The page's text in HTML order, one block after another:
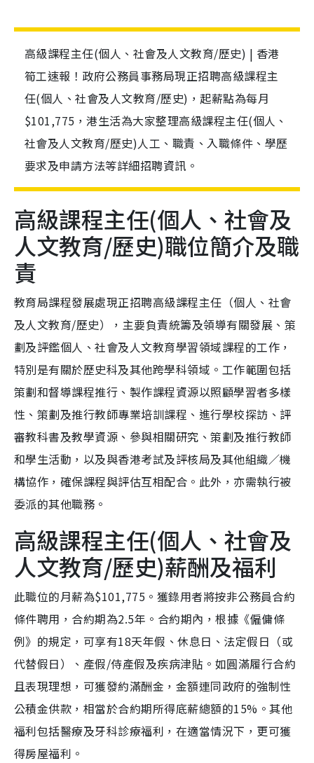
高級課程主任(個人、社會及人文教育/歷史) | 香港
筍工速報！政府公務員事務局現正招聘高級課程主
任(個人、社會及人文教育/歷史)，起薪點為每月
$101,775，港生活為大家整理高級課程主任(個人、
社會及人文教育/歷史)人工、職責、入職條件、學歷
要求及申請方法等詳細招聘資訊。
高級課程主任(個人、社會及
人文教育/歷史)職位簡介及職
責
教育局課程發展處現正招聘高級課程主任（個人、社會
及人文教育/歷史），主要負責統籌及領導有關發展、策
劃及評鑑個人、社會及人文教育學習領域課程的工作，
特別是有關於歷史科及其他跨學科領域。工作範圍包括
策劃和督導課程推行、製作課程資源以照顧學習者多樣
性、策劃及推行教師專業培訓課程、進行學校探訪、評
審教科書及教學資源、參與相關研究、策劃及推行教師
和學生活動，以及與香港考試及評核局及其他組織／機
構協作，確保課程與評估互相配合。此外，亦需執行被
委派的其他職務。
高級課程主任(個人、社會及
人文教育/歷史)薪酬及福利
此職位的月薪為$101,775。獲錄用者將按非公務員合約
條件聘用，合約期為2.5年。合約期內，根據《僱傭條
例》的規定，可享有18天年假、休息日、法定假日（或
代替假日）、產假/侍產假及疾病津貼。如圓滿履行合約
且表現理想，可獲發約滿酬金，金額連同政府的強制性
公積金供款，相當於合約期所得底薪總額的15%。其他
福利包括醫療及牙科診療福利，在適當情況下，更可獲
得房屋福利。